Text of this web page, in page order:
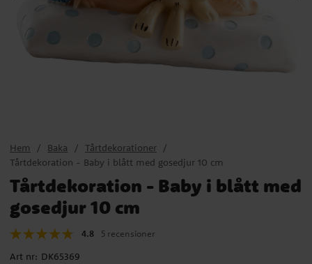
Hem Baka
Tårtdekorationer
Tårtdekoration - Baby i blått med gosedjur 10 cm
Tårtdekoration - Baby i blått med
gosedjur 10 cm
4.8 5 recensioner
Art nr: DK65369